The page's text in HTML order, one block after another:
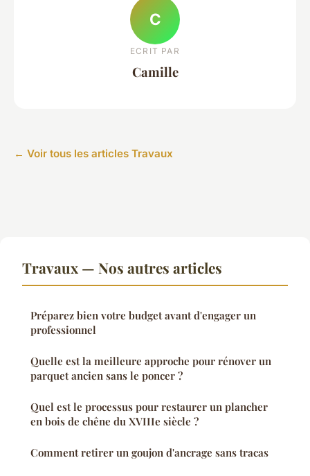
C
ECRIT PAR
Camille
← Voir tous les articles Travaux
Travaux — Nos autres articles
Préparez bien votre budget avant d'engager un
professionnel
Quelle est la meilleure approche pour rénover un
parquet ancien sans le poncer ?
Quel est le processus pour restaurer un plancher
en bois de chêne du XVIIIe siècle ?
Comment retirer un goujon d'ancrage sans tracas